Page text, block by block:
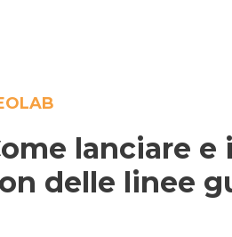
lanciare
delle linee